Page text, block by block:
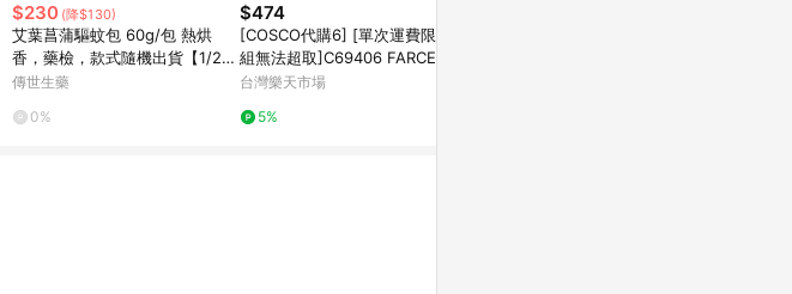
$230 (降$130)
艾葉菖蒲驅蚊包 60g/包 熱烘
香，藥檢，款式隨機出貨【1/2/
3/4包】
傳世生藥
0%
$474
[COSCO代購6] [單次運費限購一
組無法超取]C69406 FARCENT
DEHUMIDIFIER 克潮靈備長炭除
台灣樂天市場
5%